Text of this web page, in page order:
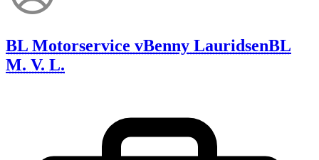
BL Motorservice vBenny LauridsenBL
M. V. L.